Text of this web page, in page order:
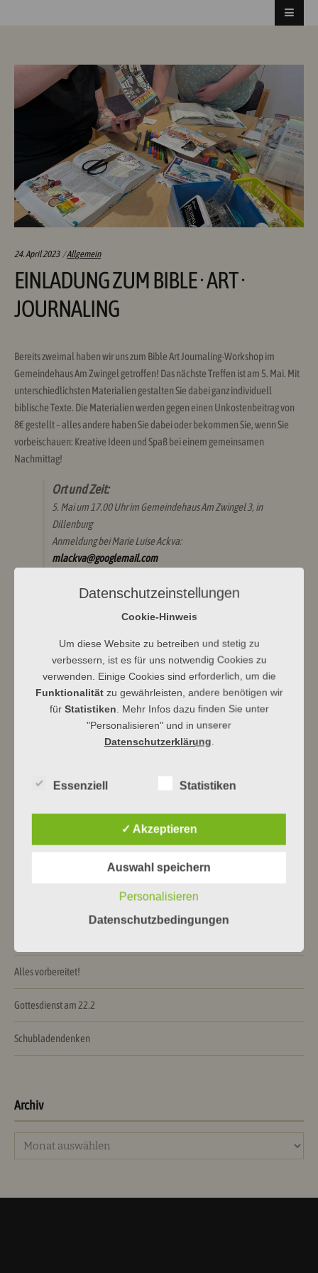
24. April 2023 Categories:
Allgemein
EINLADUNG ZUM BIBLE · ART ·
JOURNALING
Bereits zweimal haben wir uns zum Bible Art Journaling-Workshop im
Gemeindehaus Am Zwingel getroffen! Das nächste Treffen ist am 5. Mai. Mit
unterschiedlichsten Materialien gestalten Sie dabei ganz individuell
biblische Texte. Die Materialien werden gegen einen Unkostenbeitrag von
8€ gestellt – alles andere haben Sie dabei oder bekommen Sie, wenn Sie
vorbeischauen: Kreative Ideen und Spaß bei einem gemeinsamen
Nachmittag!
Ort und Zeit:
5. Mai um 17.00 Uhr im Gemeindehaus Am Zwingel 3, in
Dillenburg
Anmeldung bei Marie Luise Ackva:
mlackva@googlemail.com
Ev Kirchengemeinde Dbg
Tangomesse
Alles vorbereitet!
Gottesdienst am 22.2
Schubladendenken
Archiv
Archiv
Datenschutzeinstellungen
Cookie-Hinweis
Um diese Website zu betreiben und stetig zu
verbessern, ist es für uns notwendig Cookies zu
verwenden. Einige Cookies sind erforderlich, um die
Funktionalitätzu gewährleisten, andere benötigen wir
für Statistiken . Mehr Infos dazu finden Sie unter
"Personalisieren" und in unserer
Datenschutzerklärung.
Essenziell Statistiken
✓ Akzeptieren
Auswahl speichern
Personalisieren
Datenschutzbedingungen